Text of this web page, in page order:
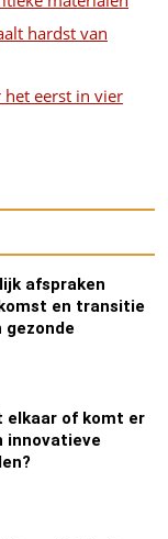
hardst van
eerst in vier
afspraken
en transitie
gezonde
of komt er
innovatieve